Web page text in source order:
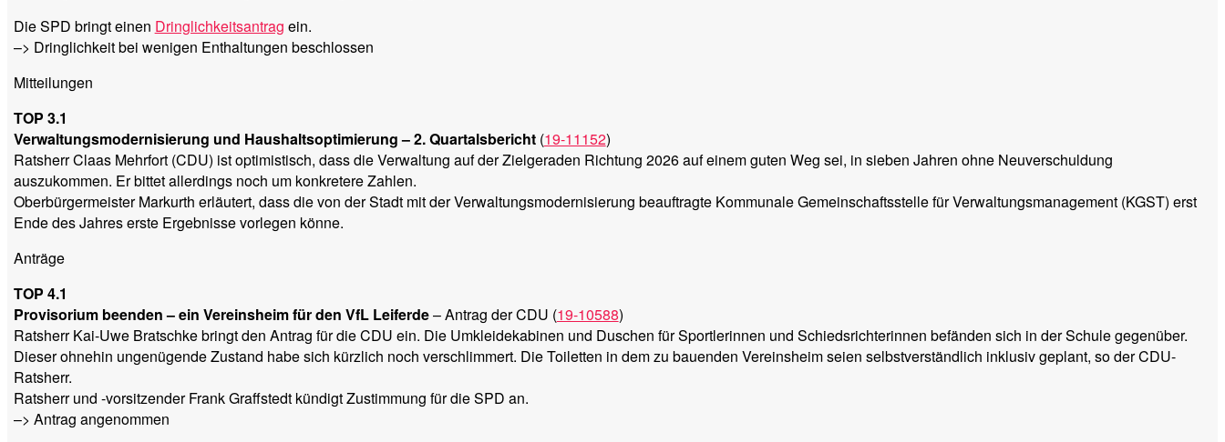
Die SPD bringt einen Dringlichkeitsantrag ein.
–> Dringlichkeit bei wenigen Enthaltungen beschlossen
Mitteilungen
TOP 3.1
Verwaltungsmodernisierung und Haushaltsoptimierung – 2. Quartalsbericht(19-11152)
Ratsherr Claas Mehrfort (CDU) ist optimistisch, dass die Verwaltung auf der Zielgeraden Richtung 2026 auf einem guten Weg sei, in sieben Jahren ohne Neuverschuldung
auszukommen. Er bittet allerdings noch um konkretere Zahlen.
Oberbürgermeister Markurth erläutert, dass die von der Stadt mit der Verwaltungsmodernisierung beauftragte Kommunale Gemeinschaftsstelle für Verwaltungsmanagement (KGST) erst
Ende des Jahres erste Ergebnisse vorlegen könne.
Anträge
TOP 4.1
Provisorium beenden – ein Vereinsheim für den VfL Leiferde– Antrag der CDU (19-10588)
Ratsherr Kai-Uwe Bratschke bringt den Antrag für die CDU ein. Die Umkleidekabinen und Duschen für Sportlerinnen und Schiedsrichterinnen befänden sich in der Schule gegenüber.
Dieser ohnehin ungenügende Zustand habe sich kürzlich noch verschlimmert. Die Toiletten in dem zu bauenden Vereinsheim seien selbstverständlich inklusiv geplant, so der CDU-
Ratsherr.
Ratsherr und -vorsitzender Frank Graffstedt kündigt Zustimmung für die SPD an.
–> Antrag angenommen